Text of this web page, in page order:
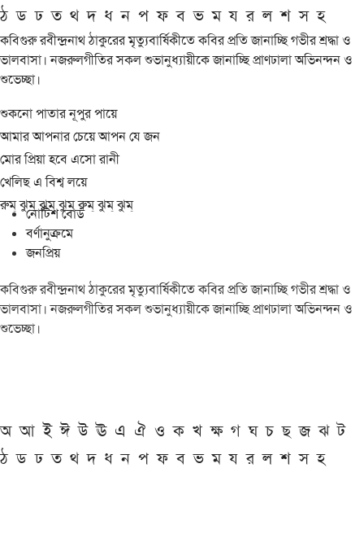
ঠ ড ঢ ত থ দ ধ ন প ফ ব ভ ম য র ল শ স হ
কবিগুরু রবীন্দ্রনাথ ঠাকুরের মৃত্যুবার্ষিকীতে কবির প্রতি জানাচ্ছি গভীর শ্রদ্ধা ও
ভালবাসা। নজরুলগীতির সকল শুভানুধ্যায়ীকে জানাচ্ছি প্রাণঢালা অভিনন্দন ও
শুভেচ্ছা।
শুকনো পাতার নূপুর পায়ে
আমার আপনার চেয়ে আপন যে জন
মোর প্রিয়া হবে এসো রানী
খেলিছ এ বিশ্ব লয়ে
রুম্ ঝুম্ ঝুম্ ঝুম্ রুম্ ঝুম্ ঝুম্
নোটিশ বোর্ড
বর্ণানুক্রমে
জনপ্রিয়
কবিগুরু রবীন্দ্রনাথ ঠাকুরের মৃত্যুবার্ষিকীতে কবির প্রতি জানাচ্ছি গভীর শ্রদ্ধা ও
ভালবাসা। নজরুলগীতির সকল শুভানুধ্যায়ীকে জানাচ্ছি প্রাণঢালা অভিনন্দন ও
শুভেচ্ছা।
অ আ ই ঈ উ ঊ এ ঐ ও ক খ ক্ষ গ ঘ চ ছ জ ঝ ট
ঠ ড ঢ ত থ দ ধ ন প ফ ব ভ ম য র ল শ স হ